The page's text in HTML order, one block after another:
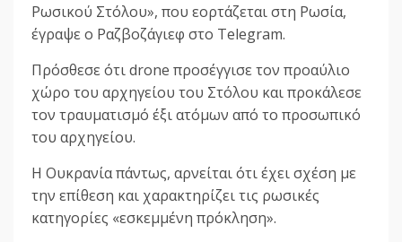
Ρωσικού Στόλου», που εορτάζεται στη Ρωσία,
έγραψε ο Ραζβοζάγιεφ στο Telegram.
Πρόσθεσε ότι drone προσέγγισε τον προαύλιο
χώρο του αρχηγείου του Στόλου και προκάλεσε
τον τραυματισμό έξι ατόμων από το προσωπικό
του αρχηγείου.
Η Ουκρανία πάντως, αρνείται ότι έχει σχέση με
την επίθεση και χαρακτηρίζει τις ρωσικές
κατηγορίες «εσκεμμένη πρόκληση».